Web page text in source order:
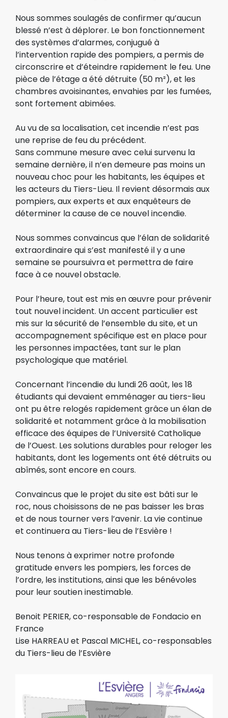
Nous sommes soulagés de confirmer qu’aucun
blessé n’est à déplorer. Le bon fonctionnement
des systèmes d’alarmes, conjugué à
l’intervention rapide des pompiers, a permis de
circonscrire et d’éteindre rapidement le feu. Une
pièce de l’étage a été détruite (50 m²), et les
chambres avoisinantes, envahies par les fumées,
sont fortement abimées.
Au vu de sa localisation, cet incendie n’est pas
une reprise de feu du précédent.
Sans commune mesure avec celui survenu la
semaine dernière, il n’en demeure pas moins un
nouveau choc pour les habitants, les équipes et
les acteurs du Tiers-Lieu. Il revient désormais aux
pompiers, aux experts et aux enquêteurs de
déterminer la cause de ce nouvel incendie.
Nous sommes convaincus que l’élan de solidarité
extraordinaire qui s’est manifesté il y a une
semaine se poursuivra et permettra de faire
face à ce nouvel obstacle.
Pour l’heure, tout est mis en œuvre pour prévenir
tout nouvel incident. Un accent particulier est
mis sur la sécurité de l’ensemble du site, et un
accompagnement spécifique est en place pour
les personnes impactées, tant sur le plan
psychologique que matériel.
Concernant l’incendie du lundi 26 août, les 18
étudiants qui devaient emménager au tiers-lieu
ont pu être relogés rapidement grâce un élan de
solidarité et notamment grâce à la mobilisation
efficace des équipes de l’Université Catholique
de l’Ouest. Les solutions durables pour reloger les
habitants, dont les logements ont été détruits ou
abîmés, sont encore en cours.
Convaincus que le projet du site est bâti sur le
roc, nous choisissons de ne pas baisser les bras
et de nous tourner vers l’avenir. La vie continue
et continuera au Tiers-lieu de l’Esvière !
Nous tenons à exprimer notre profonde
gratitude envers les pompiers, les forces de
l’ordre, les institutions, ainsi que les bénévoles
pour leur soutien inestimable.
Benoit PERIER, co-responsable de Fondacio en
France
Lise HARREAU et Pascal MICHEL, co-responsables
du Tiers-lieu de l’Esvière